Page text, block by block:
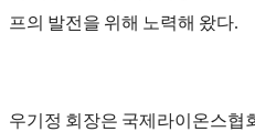
프의 발전을 위해 노력해 왔다.
우기정 회장은 국제라이온스협